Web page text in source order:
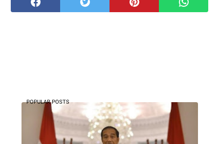
POPULAR POSTS